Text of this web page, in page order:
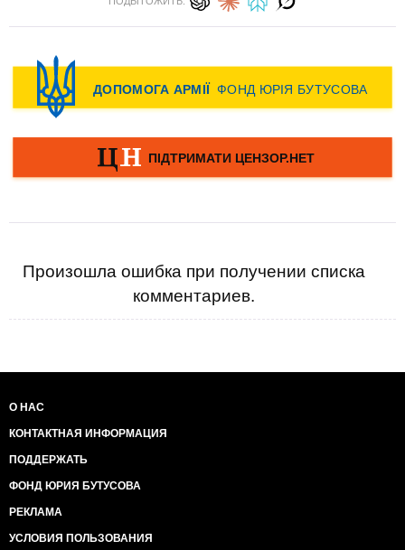
Произошла ошибка при получении списка
комментариев.
О НАС
КОНТАКТНАЯ ИНФОРМАЦИЯ
ПОДДЕРЖАТЬ
ФОНД ЮРИЯ БУТУСОВА
РЕКЛАМА
УСЛОВИЯ ПОЛЬЗОВАНИЯ